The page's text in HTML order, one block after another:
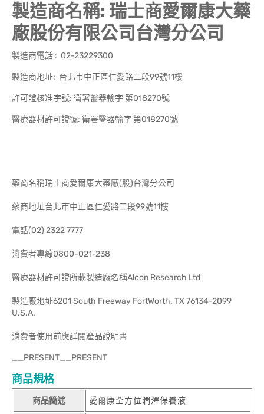
製造商名稱: 瑞士商愛爾康大藥
廠股份有限公司台灣分公司
製造商電話 : 02-23229300
製造商地址: 台北市中正區仁愛路二段99號11樓
許可證核准字號: 衛署醫器輸字 第018270號
醫療器材許可證號: 衛署醫器輸字 第018270號
藥商名稱瑞士商愛爾康大藥廠(股)台灣分公司
藥商地址台北市中正區仁愛路二段99號11樓
電話(02) 2322 7777
消費者專線0800-021-238
醫療器材許可證所載製造廠名稱Alcon Research Ltd
製造廠地址6201 South Freeway FortWorth. TX 76134-2099
U.S.A.
消費者使用前應詳閱產品說明書
__PRESENT__PRESENT
商品規格
商品簡述 愛爾康全方位潤澤保養液